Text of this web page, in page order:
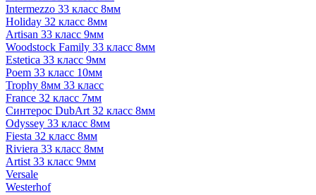
Intermezzo 33 класс 8мм
Holiday 32 класс 8мм
Artisan 33 класс 9мм
Woodstock Family 33 класс 8мм
Estetica 33 класс 9мм
Poem 33 класс 10мм
Trophy 8мм 33 класс
France 32 класс 7мм
Синтерос DubArt 32 класс 8мм
Odyssey 33 класс 8мм
Fiesta 32 класс 8мм
Riviera 33 класс 8мм
Artist 33 класс 9мм
Versale
Westerhof